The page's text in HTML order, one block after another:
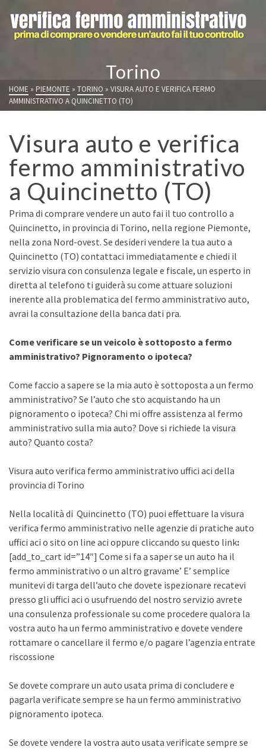
Torino
HOME » PIEMONTE » TORINO » VISURA AUTO E VERIFICA FERMO
AMMINISTRATIVO A QUINCINETTO (TO)
Visura auto e verifica
fermo amministrativo
a Quincinetto (TO)
Prima di comprare vendere un auto fai il tuo controllo a
Quincinetto, in provincia di Torino, nella regione Piemonte,
nella zona Nord-ovest. Se desideri vendere la tua auto a
Quincinetto (TO) contattaci immediatamente e chiedi il
servizio visura con consulenza legale e fiscale, un esperto in
diretta al telefono ti guiderà su come attuare soluzioni
inerente alla problematica del fermo amministrativo auto,
avrai la consultazione della banca dati pra.
Come verificare se un veicolo è sottoposto a fermo
amministrativo? Pignoramento o ipoteca?
Come faccio a sapere se la mia auto è sottoposta a un fermo
amministrativo? Se l’auto che sto acquistando ha un
pignoramento o ipoteca? Chi mi offre assistenza al fermo
amministrativo sulla mia auto? Dove si richiede la visura
auto? Quanto costa?
Visura auto verifica fermo amministrativo uffici aci della
provincia di Torino
Nella località di Quincinetto (TO) puoi effettuare la visura
verifica fermo amministrativo nelle agenzie di pratiche auto
uffici aci o sito on line aci oppure cliccando su questo link:
[add_to_cart id=”14″] Come si fa a saper se un auto ha il
fermo amministrativo o un altro gravame’ E’ semplice
munitevi di targa dell’auto che dovete ispezionare recatevi
presso gli uffici aci o usufruendo del nostro servizio avrete
una consulenza professionale su come procedere qualora la
vostra auto ha un fermo amministrativo e dovete vendere
rottamare o cancellare il fermo e/o pagare l’agenzia entrate
riscossione
Se dovete comprare un auto usata prima di concludere e
pagarla verificate sempre se ha un fermo amministrativo
pignoramento ipoteca.
Se dovete vendere la vostra auto usata verificate sempre se